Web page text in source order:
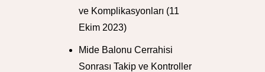
ve Komplikasyonları (11
Ekim 2023)
Mide Balonu Cerrahisi
Sonrası Takip ve Kontroller